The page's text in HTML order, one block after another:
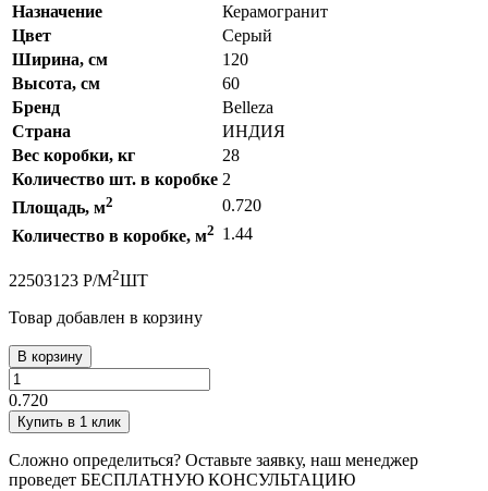
Назначение
Керамогранит
Цвет
Серый
Ширина, см
120
Высота, см
60
Бренд
Belleza
Страна
ИНДИЯ
Вес коробки, кг
28
Количество шт. в коробке 2
Площадь, м2
0.720
Количество в коробке, м2 1.44
22503123 Р/М2ШТ
Товар добавлен в корзину
В корзину
0.720
Купить в 1 клик
Сложно определиться? Оставьте заявку, наш менеджер
проведет БЕСПЛАТНУЮ КОНСУЛЬТАЦИЮ